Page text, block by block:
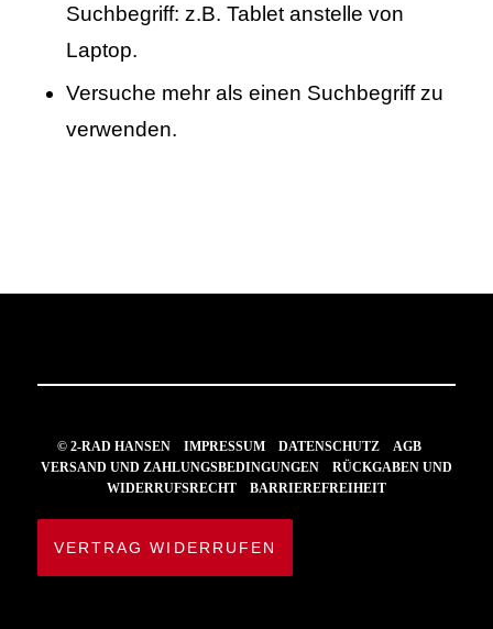
Suchbegriff: z.B. Tablet anstelle von
Laptop.
Versuche mehr als einen Suchbegriff zu
verwenden.
© 2-RAD HANSENIMPRESSUM DATENSCHUTZ
AGB
VERSAND UND ZAHLUNGSBEDINGUNGEN
RÜCKGABEN UND
WIDERRUFSRECHT
BARRIEREFREIHEIT
VERTRAG WIDERRUFEN